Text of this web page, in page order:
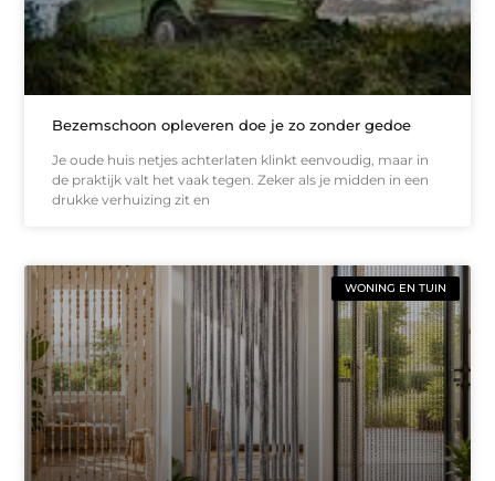
Bezemschoon opleveren doe je zo zonder gedoe
Je oude huis netjes achterlaten klinkt eenvoudig, maar in
de praktijk valt het vaak tegen. Zeker als je midden in een
drukke verhuizing zit en
WONING EN TUIN